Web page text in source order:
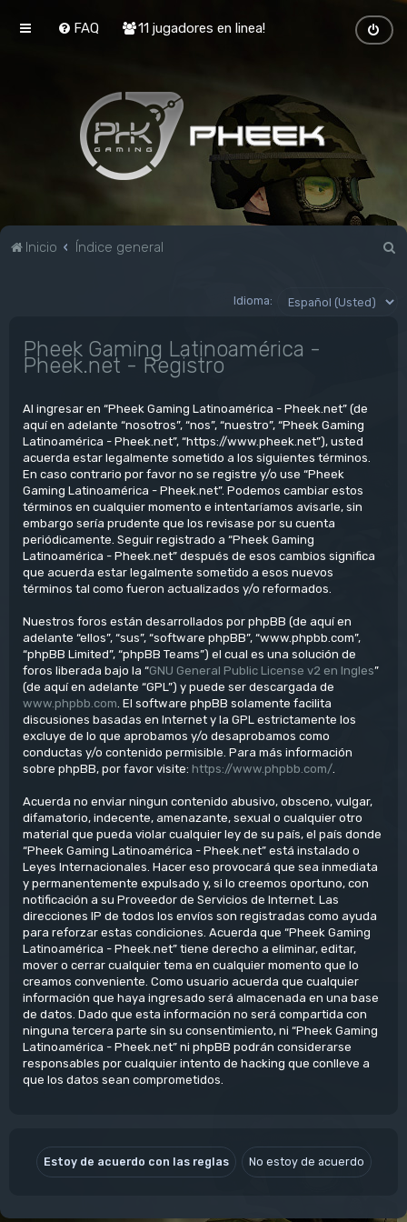
FAQ 11 jugadores en linea!
Inicio Índice general
Idioma:
Pheek Gaming Latinoamérica -
Pheek.net - Registro
Al ingresar en “Pheek Gaming Latinoamérica - Pheek.net” (de
aquí en adelante “nosotros”, “nos”, “nuestro”, “Pheek Gaming
Latinoamérica - Pheek.net”, “https://www.pheek.net”), usted
acuerda estar legalmente sometido a los siguientes términos.
En caso contrario por favor no se registre y/o use “Pheek
Gaming Latinoamérica - Pheek.net”. Podemos cambiar estos
términos en cualquier momento e intentaríamos avisarle, sin
embargo sería prudente que los revisase por su cuenta
periódicamente. Seguir registrado a “Pheek Gaming
Latinoamérica - Pheek.net” después de esos cambios significa
que acuerda estar legalmente sometido a esos nuevos
términos tal como fueron actualizados y/o reformados.
Nuestros foros están desarrollados por phpBB (de aquí en
adelante “ellos”, “sus”, “software phpBB”, “www.phpbb.com”,
“phpBB Limited”, “phpBB Teams”) el cual es una solución de
foros liberada bajo la “GNU General Public License v2 en Ingles”
(de aquí en adelante “GPL”) y puede ser descargada de
www.phpbb.com . El software phpBB solamente facilita
discusiones basadas en Internet y la GPL estrictamente los
excluye de lo que aprobamos y/o desaprobamos como
conductas y/o contenido permisible. Para más información
sobre phpBB, por favor visite: https://www.phpbb.com/
Acuerda no enviar ningun contenido abusivo, obsceno, vulgar,
difamatorio, indecente, amenazante, sexual o cualquier otro
material que pueda violar cualquier ley de su país, el país donde
“Pheek Gaming Latinoamérica - Pheek.net” está instalado o
Leyes Internacionales. Hacer eso provocará que sea inmediata
y permanentemente expulsado y, si lo creemos oportuno, con
notificación a su Proveedor de Servicios de Internet. Las
direcciones IP de todos los envíos son registradas como ayuda
para reforzar estas condiciones. Acuerda que “Pheek Gaming
Latinoamérica - Pheek.net” tiene derecho a eliminar, editar,
mover o cerrar cualquier tema en cualquier momento que lo
creamos conveniente. Como usuario acuerda que cualquier
información que haya ingresado será almacenada en una base
de datos. Dado que esta información no será compartida con
ninguna tercera parte sin su consentimiento, ni “Pheek Gaming
Latinoamérica - Pheek.net” ni phpBB podrán considerarse
responsables por cualquier intento de hacking que conlleve a
que los datos sean comprometidos.